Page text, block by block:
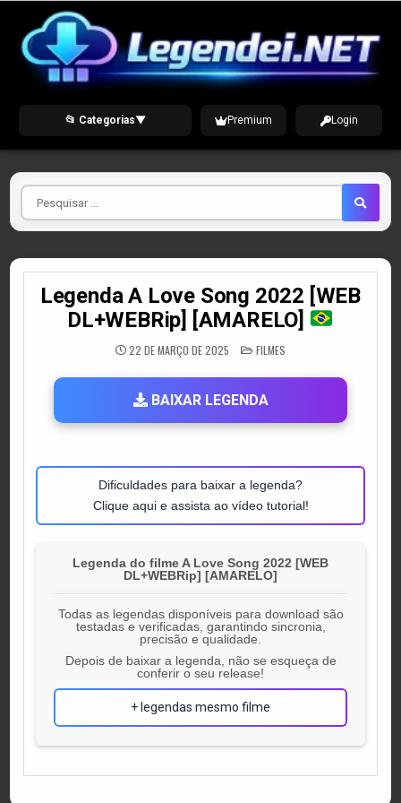
content
📂 Categorias▼ Premium Login
Pesquisar
por
Legenda A Love Song 2022 [WEB
DL+WEBRip] [AMARELO]
22 DE MARÇO DE 2025 POSTED
IN
FILMES
BAIXAR LEGENDA
Dificuldades para baixar a legenda?
Clique aqui e assista ao vídeo tutorial!
Legenda do filme A Love Song 2022 [WEB
DL+WEBRip] [AMARELO]
Todas as legendas disponíveis para download são
testadas e verificadas, garantindo sincronia,
precisão e qualidade.
Depois de baixar a legenda, não se esqueça de
conferir o seu release!
+ legendas mesmo filme